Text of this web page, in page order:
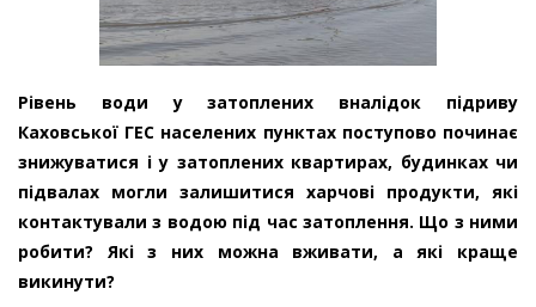
Рівень води у затоплених вналідок підриву
Каховської ГЕС населених пунктах поступово починає
знижуватися і у затоплених квартирах, будинках чи
підвалах могли залишитися харчові продукти, які
контактували з водою під час затоплення. Що з ними
робити? Які з них можна вживати, а які краще
викинути?